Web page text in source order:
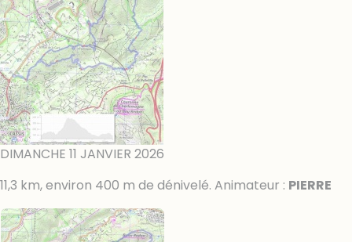
DIMANCHE 11 JANVIER 2026
11,3 km, environ 400 m de dénivelé. Animateur : PIERRE